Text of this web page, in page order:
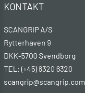
KONTAKT
SCANGRIP A/S
Rytterhaven 9
DKK-5700 Svendborg
TEL: (+45) 6320 6320
scangrip@scangrip.com